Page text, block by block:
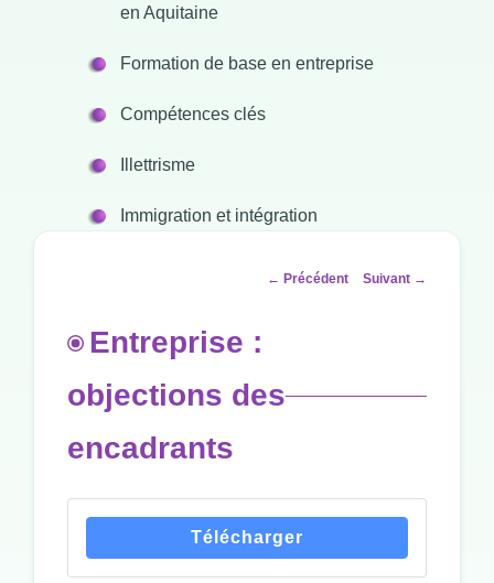
en Aquitaine
Formation de base en entreprise
Compétences clés
Illettrisme
Immigration et intégration
Navigation
← Précédent Suivant →
Entreprise :
objections des
encadrants
Télécharger